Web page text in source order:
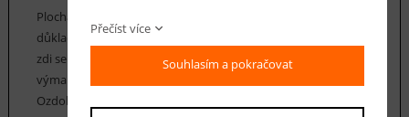
Plocha, na kterou bude samolepka lepena, musí být rovná,
důkladně suchá a bezprašná. V případě předchozího malování
zdi se doporučuje lepit samolepku nejdříve za 1 měsíc od
výmalby.
Ozdobte si např. skříň, dveře apod. netradiční dekorací.
Přečíst více
Souhlasím a pokračovat